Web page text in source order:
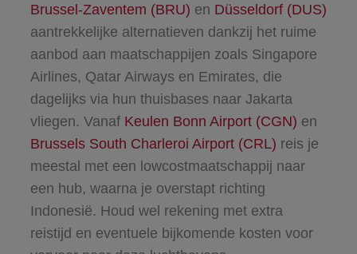
Brussel-Zaventem (BRU) en Düsseldorf (DUS)
aantrekkelijke alternatieven dankzij het ruime
aanbod aan maatschappijen zoals Singapore
Airlines, Qatar Airways en Emirates, die
dagelijks via hun thuisbases naar Jakarta
vliegen. Vanaf Keulen Bonn Airport (CGN) en
Brussels South Charleroi Airport (CRL) reis je
meestal met een lowcostmaatschappij naar
een hub, waarna je overstapt richting
Indonesië. Houd wel rekening met extra
reistijd en eventuele bijkomende kosten voor